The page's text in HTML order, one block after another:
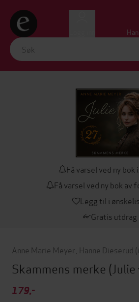
Få varsel ved ny bok
Få varsel ved ny bok
Legg til i
Gratis utdrag
Anne Marie Meyer Hanne Dieserud
Skammens merke
179,-